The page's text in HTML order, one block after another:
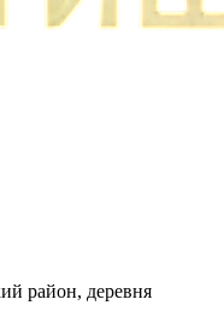
район, деревня